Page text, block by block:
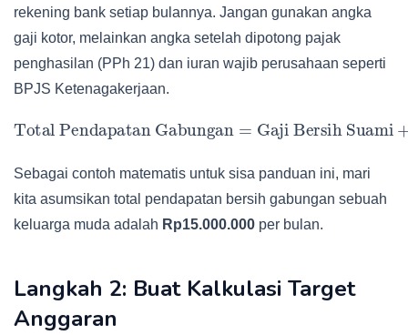
rekening bank setiap bulannya. Jangan gunakan angka
gaji kotor, melainkan angka setelah dipotong pajak
penghasilan (PPh 21) dan iuran wajib perusahaan seperti
BPJS Ketenagakerjaan.
Total Pendapatan Gabungan=
Gaji Bersih Suami+Gaji Bersih Istri+
Arus Kas Bersih Bisnis Sampingan
Sebagai contoh matematis untuk sisa panduan ini, mari
kita asumsikan total pendapatan bersih gabungan sebuah
keluarga muda adalah Rp15.000.000 per bulan.
Langkah 2: Buat Kalkulasi Target
Anggaran